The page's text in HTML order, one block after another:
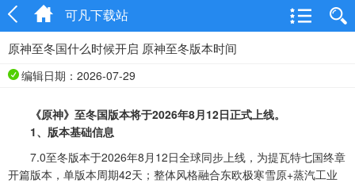
可凡下载站
原神至冬国什么时候开启 原神至冬版本时间
编辑日期：2026-07-29
《原神》至冬国版本将于2026年8月12日正式上线。
1、版本基础信息
7.0至冬版本于2026年8月12日全球同步上线，为提瓦特七国终章
开篇版本，单版本周期42天；整体风格融合东欧极寒雪原+蒸汽工业